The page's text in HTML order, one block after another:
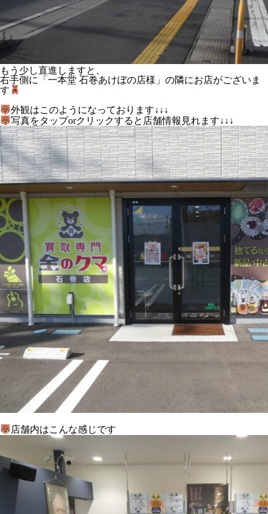
もう少し直進しますと、
右手側に「一本堂 石巻あけぼの店様」の隣にお店がございま
す
外観はこのようになっております↓↓↓
写真をタップorクリックすると店舗情報見れます↓↓↓
店舗内はこんな感じです